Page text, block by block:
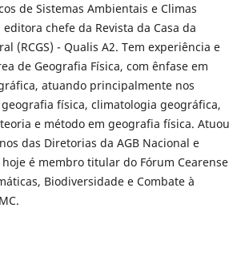
de Sistemas Ambientais e Climas
chefe da Revista da Casa da
(RCGS) - Qualis A2. Tem experiência e
de Geografia Física, com ênfase em
atuando principalmente nos
física, climatologia geográfica,
e método em geografia física. Atuou
das Diretorias da AGB Nacional e
hoje é membro titular do Fórum Cearense
Biodiversidade e Combate à